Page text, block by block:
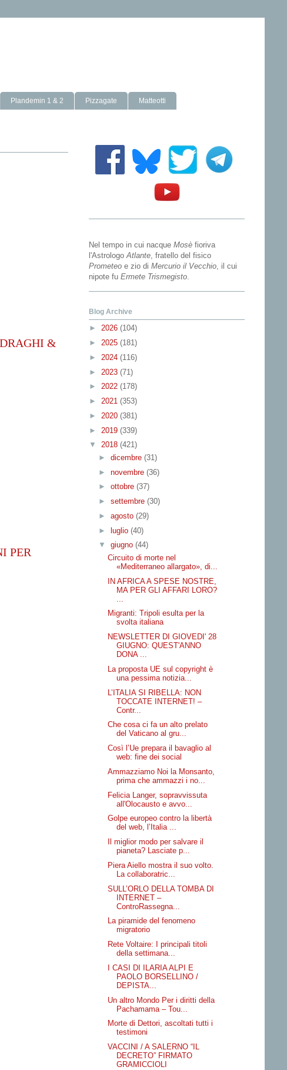
Plandemin 1 & 2 Pizzagate Matteotti
&
PER
Nel tempo in cui nacque Mosè fioriva
l'Astrologo Atlante , fratello del fisico
Prometeo e zio di Mercurio il Vecchio , il cui
nipote fu Ermete Trismegisto
Blog Archive
► 2026 (104)
► 2025 (181)
► 2024 (116)
► 2023 (71)
► 2022 (178)
► 2021 (353)
► 2020 (381)
► 2019 (339)
▼ 2018 (421)
► dicembre (31)
► novembre (36)
► ottobre (37)
► settembre (30)
► agosto (29)
► luglio (40)
▼ giugno (44)
Circuito di morte nel
«Mediterraneo allargato», di...
IN AFRICA A SPESE NOSTRE,
MA PER GLI AFFARI LORO?
Migranti: Tripoli esulta per la
svolta italiana
NEWSLETTER DI GIOVEDI' 28
GIUGNO: QUEST'ANNO
DONA ...
La proposta UE sul copyright è
una pessima notizia...
L’ITALIA SI RIBELLA: NON
TOCCATE INTERNET! –
Contr...
Che cosa ci fa un alto prelato
del Vaticano al gru...
Così l’Ue prepara il bavaglio al
web: fine dei social
Ammazziamo Noi la Monsanto,
prima che ammazzi i no...
Felicia Langer, sopravvissuta
all'Olocausto e avvo...
Golpe europeo contro la libertà
del web, l’Italia ...
Il miglior modo per salvare il
pianeta? Lasciate p...
Piera Aiello mostra il suo volto.
La collaboratric...
SULL’ORLO DELLA TOMBA DI
INTERNET –
ControRassegna...
La piramide del fenomeno
migratorio
Rete Voltaire: I principali titoli
della settimana...
I CASI DI ILARIA ALPI E
PAOLO BORSELLINO /
DEPISTA...
Un altro Mondo Per i diritti della
Pachamama – Tou...
Morte di Dettori, ascoltati tutti i
testimoni
VACCINI / A SALERNO “IL
DECRETO” FIRMATO
GRAMICCIOLI